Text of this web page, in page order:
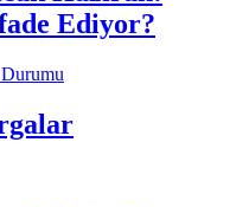
Ediyor?